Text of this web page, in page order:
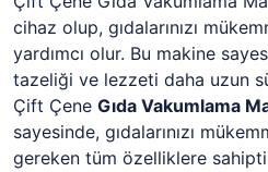
cihaz olup, gıdalarınızı
yardımcı olur. Bu makine
tazeliği ve lezzeti daha uzun
Çift Çene Gıda Vakumlama
sayesinde, gıdalarınızı
gereken tüm özelliklere